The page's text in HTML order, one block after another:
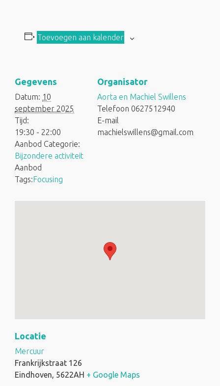
Toevoegen aan kalender
Gegevens
Datum: 10
september 2025
Tijd:
19:30 - 22:00
Aanbod Categorie:
Bijzondere activiteit
Aanbod
Tags: Focusing
Organisator
Aorta en Machiel Swillens
Telefoon 0627512940
E-mail
machielswillens@gmail.com
Locatie
Mercuur
Frankrijkstraat 126
Eindhoven, 5622AH + Google Maps